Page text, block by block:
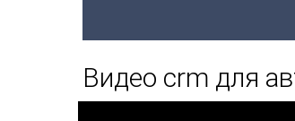
Видео crm для